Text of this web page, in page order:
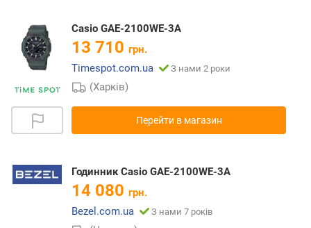
Casio GAE-2100WE-3A
13 710 грн.
Timespot.com.ua
З нами 2 роки
(Харків)
Перейти в магазин
Годинник Casio GAE-2100WE-3A
14 080 грн.
Bezel.com.ua
З нами 7 років